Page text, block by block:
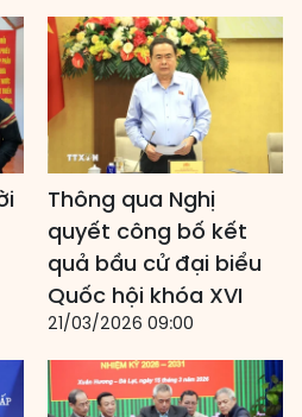
Thông qua Nghị
quyết công bố kết
quả bầu cử đại biểu
Quốc hội khóa XVI
21/03/2026 09:00